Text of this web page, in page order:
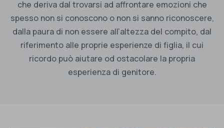
che deriva dal trovarsi ad affrontare emozioni che
spesso non si conoscono o non si sanno riconoscere,
dalla paura di non essere all’altezza del compito, dal
riferimento alle proprie esperienze di figlia, il cui
ricordo può aiutare od ostacolare la propria
esperienza di genitore.